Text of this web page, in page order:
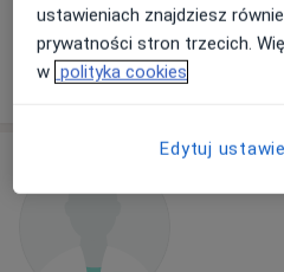
Poproś o wizytę
ustawieniach znajdziesz
prywatności stron trzecich.
w polityka cookies
Edytuj